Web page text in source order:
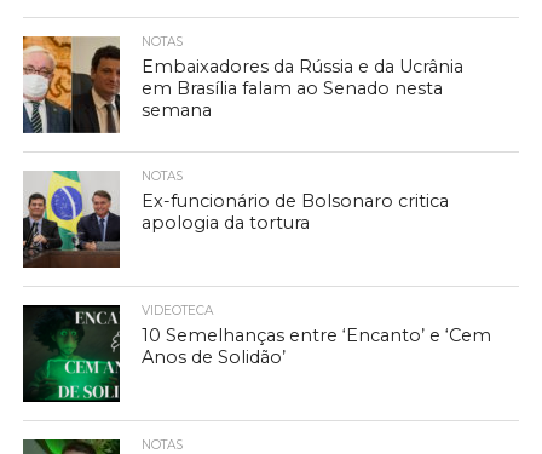
NOTAS
Embaixadores da Rússia e da Ucrânia
em Brasília falam ao Senado nesta
semana
NOTAS
Ex-funcionário de Bolsonaro critica
apologia da tortura
VIDEOTECA
10 Semelhanças entre ‘Encanto’ e ‘Cem
Anos de Solidão’
NOTAS